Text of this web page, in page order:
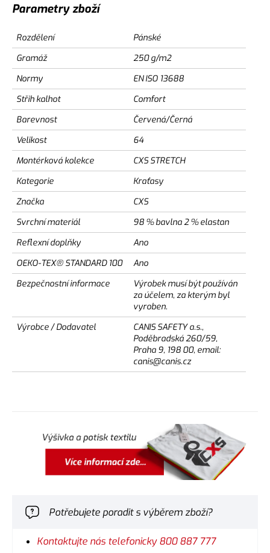
Parametry zboží
Rozdělení
Pánské
Gramáž
250 g/m2
Normy
EN ISO 13688
Střih kalhot
Comfort
Barevnost
Červená/Černá
Velikost
64
Montérková kolekce
CXS STRETCH
Kategorie
Kraťasy
Značka
CXS
Svrchní materiál
98 % bavlna 2 % elastan
Reflexní doplňky
Ano
OEKO-TEX® STANDARD 100
Ano
Bezpečnostní informace
Výrobek musí být používán
za účelem, za kterým byl
vyroben.
Výrobce / Dodavatel
CANIS SAFETY a.s.,
Poděbradská 260/59,
Praha 9, 198 00, email:
canis@canis.cz
Potřebujete poradit s výběrem zboží?
Kontaktujte nás telefonicky 800 887 777